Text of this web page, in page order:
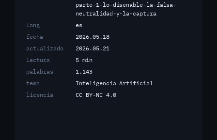
parte-1-lo-disenable-la-falsa-
neutralidad-y-la-captura
lang
es
fecha
2026.05.18
actualizado
2026.05.21
lectura
5 min
palabras
1.143
tema
Inteligencia Artificial
licencia
CC BY-NC 4.0